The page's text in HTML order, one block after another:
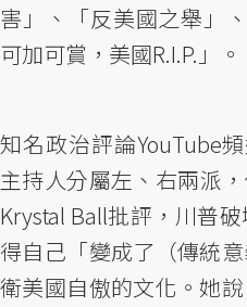
害」、「反美國之舉」
可加可賞，美國R.I.P.」。
知名政治評論YouTube
主持人分屬左、右兩派
Krystal Ball批評，川普
得自己「變成了（傳統
衛美國自傲的文化。她